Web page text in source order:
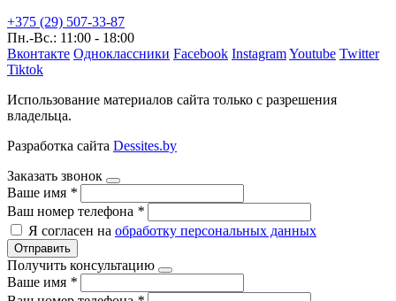
+375 (29) 507-33-87
Пн.-Вс.: 11:00 - 18:00
Вконтакте Одноклассники Facebook InstagramYoutube Twitter
Tiktok
Использование материалов сайта только с разрешения
владельца.
Разработка сайта Dessites.by
Заказать звонок
Ваше имя *
Ваш номер телефона *
Я согласен на обработку персональных данных
Отправить
Получить консультацию
Ваше имя *